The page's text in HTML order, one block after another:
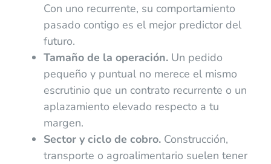
Con uno recurrente, su comportamiento
pasado contigo es el mejor predictor del
futuro.
Tamaño de la operación.Un pedido
pequeño y puntual no merece el mismo
escrutinio que un contrato recurrente o un
aplazamiento elevado respecto a tu
margen.
Sector y ciclo de cobro.Construcción,
transporte o agroalimentario suelen tener